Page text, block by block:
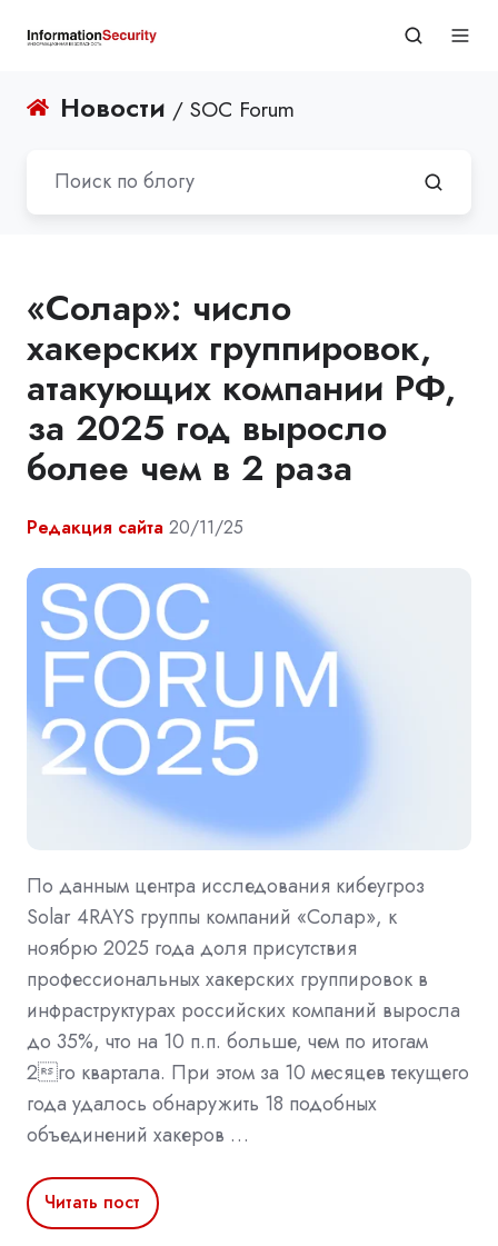
Новости / SOC Forum
«Солар»: число
хакерских группировок,
атакующих компании РФ,
за 2025 год выросло
более чем в 2 раза
Редакция сайта 20/11/25
По данным центра исследования кибеугроз
Solar 4RAYS группы компаний «Солар», к
ноябрю 2025 года доля присутствия
профессиональных хакерских группировок в
инфраструктурах российских компаний выросла
до 35%, что на 10 п.п. больше, чем по итогам
2го квартала. При этом за 10 месяцев текущего
года удалось обнаружить 18 подобных
объединений хакеров …
Читать пост